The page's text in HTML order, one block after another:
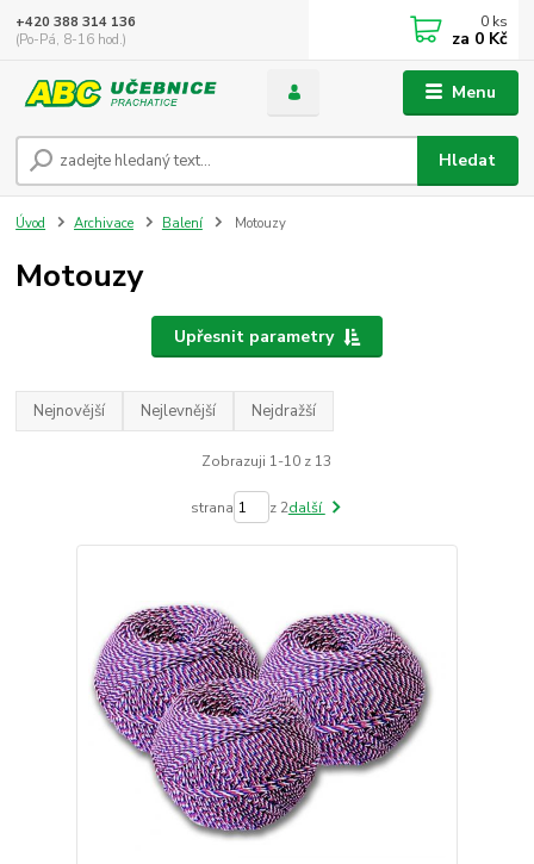
Menu
Hledat
+420 388 314 136
(Po-Pá, 8-16 hod.)
0 ks
za 0 Kč
Úvod Archivace Balení Motouzy
Motouzy
Upřesnit parametry
Nejnovější Nejlevnější Nejdražší
Zobrazuji 1-10 z 13
strana z 2další